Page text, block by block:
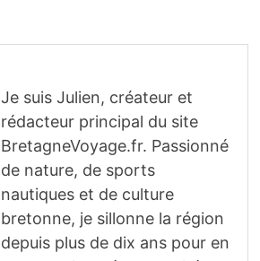
Je suis Julien, créateur et
rédacteur principal du site
BretagneVoyage.fr. Passionné
de nature, de sports
nautiques et de culture
bretonne, je sillonne la région
depuis plus de dix ans pour en